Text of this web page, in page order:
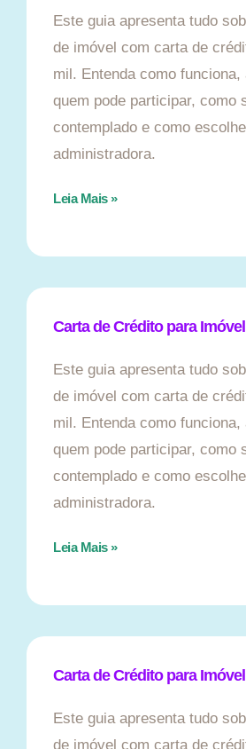
Este guia apresenta tudo
de imóvel com carta de
mil. Entenda como funciona,
quem pode participar, como
contemplado e como
administradora.
Leia Mais »
Carta de Crédito para Imóvel
Este guia apresenta tudo
de imóvel com carta de
mil. Entenda como funciona,
quem pode participar, como
contemplado e como
administradora.
Leia Mais »
Carta de Crédito para
Este guia apresenta tudo
de imóvel com carta de